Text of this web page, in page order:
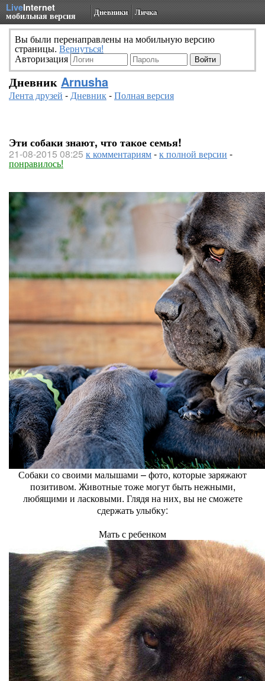
LiveInternet
мобильная версия Дневники Личка
Вы были перенаправлены на мобильную версию
страницы. Вернуться!
Авторизация
Дневник Arnusha
Лента друзей -Дневник-Полная версия
Эти собаки знают, что такое семья!
21-08-2015 08:25 к комментариям-к полной версии -
понравилось!
Собаки со своими малышами – фото, которые заряжают
позитивом. Животные тоже могут быть нежными,
любящими и ласковыми. Глядя на них, вы не сможете
сдержать улыбку:
Мать с ребенком